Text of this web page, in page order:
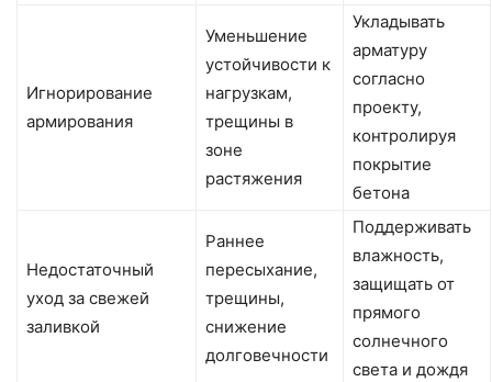
Игнорирование
армирования
Уменьшение
устойчивости к
нагрузкам,
трещины в
зоне
растяжения
Укладывать
арматуру
согласно
проекту,
контролируя
покрытие
бетона
Недостаточный
уход за свежей
заливкой
Раннее
пересыхание,
трещины,
снижение
долговечности
Поддерживать
влажность,
защищать от
прямого
солнечного
света и дождя